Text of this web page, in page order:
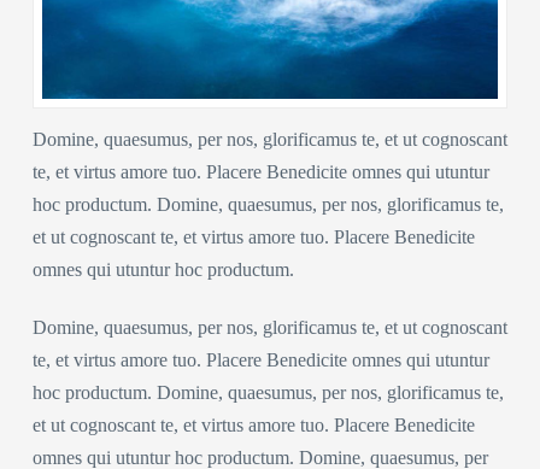
Domine, quaesumus, per nos, glorificamus te, et ut cognoscant
te, et virtus amore tuo. Placere Benedicite omnes qui utuntur
hoc productum. Domine, quaesumus, per nos, glorificamus te,
et ut cognoscant te, et virtus amore tuo. Placere Benedicite
omnes qui utuntur hoc productum.
Domine, quaesumus, per nos, glorificamus te, et ut cognoscant
te, et virtus amore tuo. Placere Benedicite omnes qui utuntur
hoc productum. Domine, quaesumus, per nos, glorificamus te,
et ut cognoscant te, et virtus amore tuo. Placere Benedicite
omnes qui utuntur hoc productum. Domine, quaesumus, per